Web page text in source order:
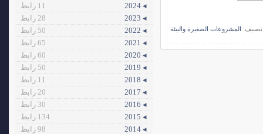
تصنيف: المشروعات الصغيرة والبيئة
◂ 2024
11 رابط
◂ 2023
28 رابط
◂ 2022
50 رابط
◂ 2021
65 رابط
◂ 2020
60 رابط
◂ 2019
50 رابط
◂ 2018
11 رابط
◂ 2017
20 رابط
◂ 2016
30 رابط
◂ 2015
134 رابط
◂ 2014
98 رابط